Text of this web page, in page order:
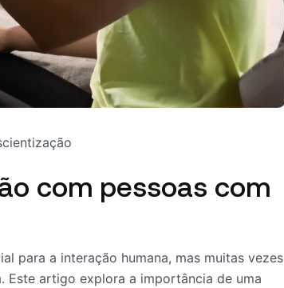
com pessoas com
para a interação humana, mas muitas vezes
Este artigo explora a importância de uma